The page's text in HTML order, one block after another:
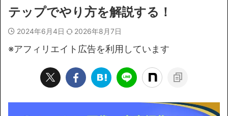
テップでやり方を解説する！
2024年6月4日 2026年8月7日
※アフィリエイト広告を利用しています